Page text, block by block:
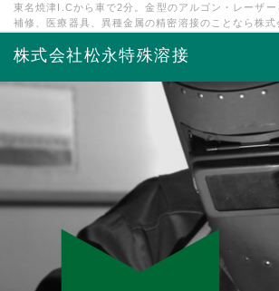
東名焼津I.Cから車で2分。金型のアルゴン・レーザ
補修、医療器具、異種金属の精密溶接のことなら株式
株式会社松永特殊溶接